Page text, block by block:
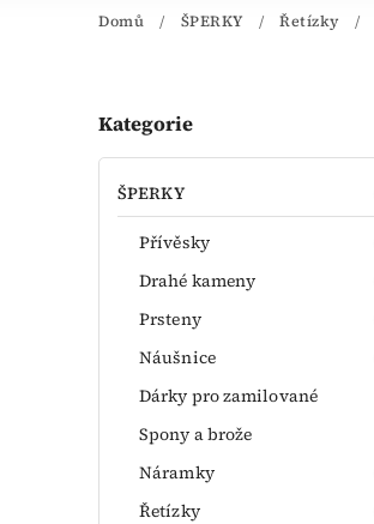
novinky
Domů / ŠPERKY / Řetízky /
Kategorie
ŠPERKY
Přívěsky
Drahé kameny
Prsteny
Náušnice
Dárky pro zamilované
Spony a brože
Náramky
Řetízky